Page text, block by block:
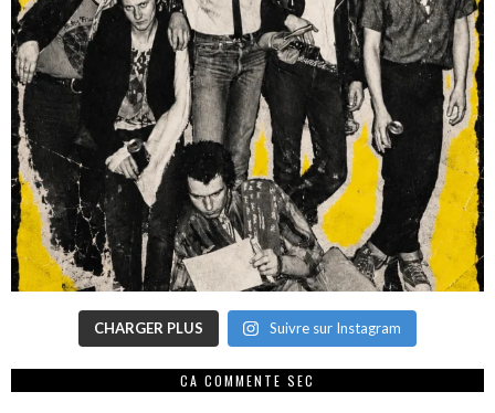
CHARGER PLUS Suivre sur Instagram
CA COMMENTE SEC